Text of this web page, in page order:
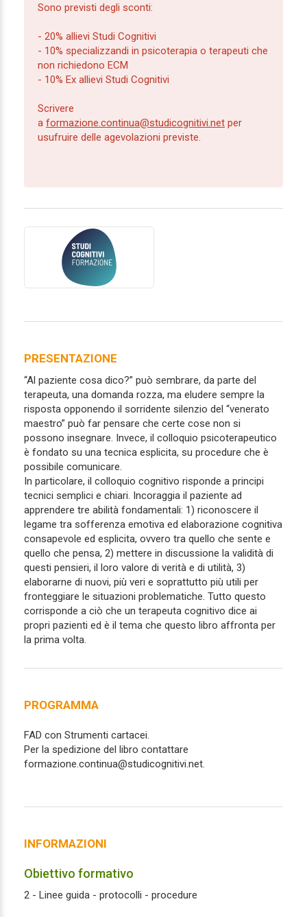
Sono previsti degli sconti:
- 20% allievi Studi Cognitivi
- 10% specializzandi in psicoterapia o terapeuti che
non richiedono ECM
- 10% Ex allievi Studi Cognitivi
Scrivere
a formazione.continua@studicognitivi.net per
usufruire delle agevolazioni previste.
PRESENTAZIONE
“Al paziente cosa dico?” può sembrare, da parte del
terapeuta, una domanda rozza, ma eludere sempre la
risposta opponendo il sorridente silenzio del “venerato
maestro” può far pensare che certe cose non si
possono insegnare. Invece, il colloquio psicoterapeutico
è fondato su una tecnica esplicita, su procedure che è
possibile comunicare.
In particolare, il colloquio cognitivo risponde a principi
tecnici semplici e chiari. Incoraggia il paziente ad
apprendere tre abilità fondamentali: 1) riconoscere il
legame tra sofferenza emotiva ed elaborazione cognitiva
consapevole ed esplicita, ovvero tra quello che sente e
quello che pensa, 2) mettere in discussione la validità di
questi pensieri, il loro valore di verità e di utilità, 3)
elaborarne di nuovi, più veri e soprattutto più utili per
fronteggiare le situazioni problematiche. Tutto questo
corrisponde a ciò che un terapeuta cognitivo dice ai
propri pazienti ed è il tema che questo libro affronta per
la prima volta.
PROGRAMMA
FAD con Strumenti cartacei.
Per la spedizione del libro contattare
formazione.continua@studicognitivi.net.
INFORMAZIONI
Obiettivo formativo
2 - Linee guida - protocolli - procedure